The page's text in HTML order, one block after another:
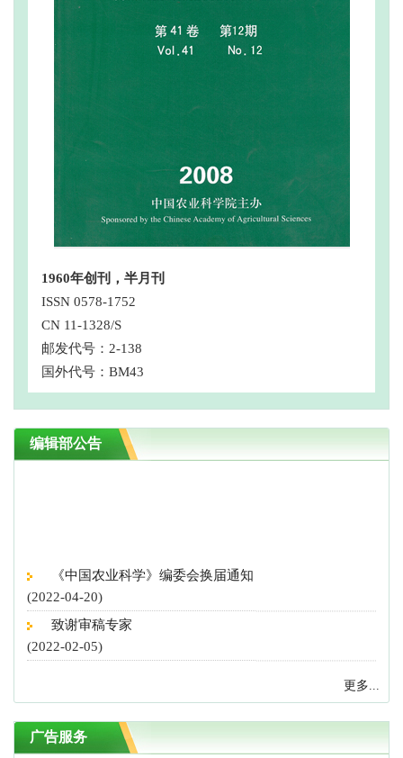
1960年创刊，半月刊
ISSN 0578-1752
CN 11-1328/S
邮发代号：2-138
国外代号：BM43
编辑部公告
(2022-04-20)
致谢审稿专家
(2022-02-05)
致谢审稿专家
征稿启事！
(2019-04-11)
第三届中国科协优秀科技论文公示，我刊4篇论文入选
更多...
广告服务